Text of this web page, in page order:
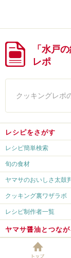
「水戸
レポ
クッキングレポ
レシピをさがす
レシピ簡単検索
旬の食材
ヤマサのおいしさ太鼓
クッキング裏ワザラボ
レシピ制作者一覧
ヤマサ醤油とつなが